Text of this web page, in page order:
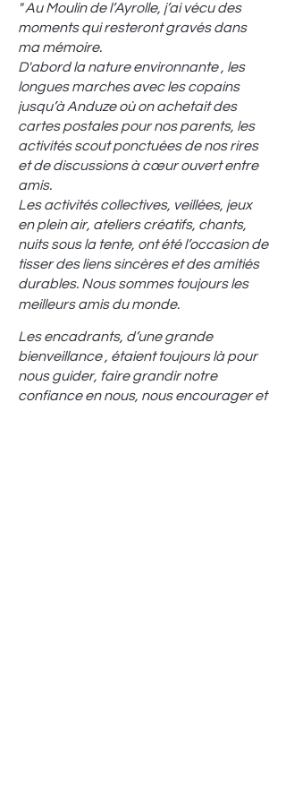
" Au Moulin de l’Ayrolle, j’ai vécu des
moments qui resteront gravés dans
ma mémoire.
D'abord la nature environnante , les
longues marches avec les copains
jusqu’à Anduze où on achetait des
cartes postales pour nos parents, les
activités scout ponctuées de nos rires
et de discussions à cœur ouvert entre
amis.
Les activités collectives, veillées, jeux
en plein air, ateliers créatifs, chants,
nuits sous la tente, ont été l’occasion de
tisser des liens sincères et des amitiés
durables. Nous sommes toujours les
meilleurs amis du monde.
Les encadrants, d’une grande
bienveillance , étaient toujours là pour
nous guider, faire grandir notre
confiance en nous, nous encourager et